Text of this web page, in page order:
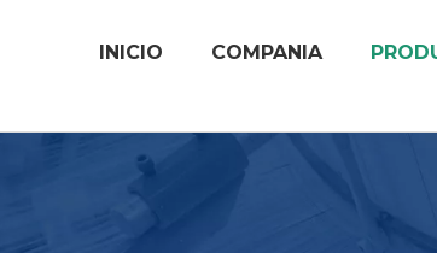
INICIO COMPANIA